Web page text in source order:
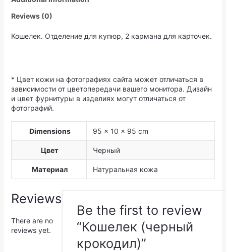
Reviews (0)
Кошелек. Отделение для купюр, 2 кармана для карточек.
* Цвет кожи на фотографиях сайта может отличаться в
зависимости от цветопередачи вашего монитора. Дизайн
и цвет фурнитуры в изделиях могут отличаться от
фотографий.
Dimensions 95 × 10 × 95 cm
Цвет Черный
Материал Натуральная кожа
Reviews
There are no
reviews yet.
Be the first to review
“Кошелек (черный
крокодил)”